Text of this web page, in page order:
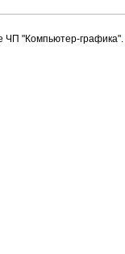
ЧП "Компьютер-графика".